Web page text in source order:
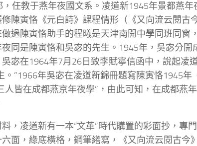
任教于燕年夜國文系。凌道新1945年景都燕年
陳寅恪《元白詩》課程情形（《又向流云閱古
過陳寅恪助手的程曦是天津南開中學同班同窗
同是陳寅恪和吳宓的先生。1945年，吳宓分開
宓在1964年7月26日致李賦寧信函中，說起凌
。”1966年吳宓在凌道新錦冊題寫陳寅恪1945年
人皆在成都燕京年夜學”，由此可知，在成都燕
，凌道新有一本“文革”時代購置的彩面抄，專
面，綠底橫格，鋼筆繕寫，《又向流云閱古今